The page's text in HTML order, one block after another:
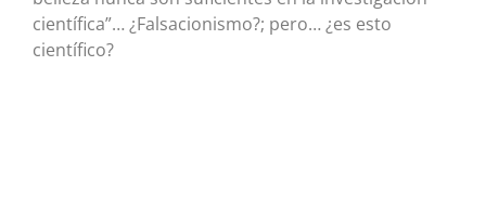
científica”… ¿Falsacionismo?; pero… ¿es esto
científico?